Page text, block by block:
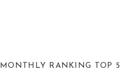
MONTHLY RANKING TOP 5